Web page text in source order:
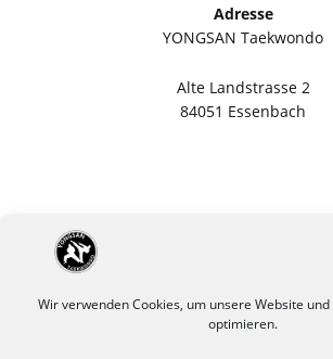
Wir verwenden Cookies, um unsere Website
optimieren.
Adresse
YONGSAN Taekwondo
Alte Landstrasse 2
84051 Essenbach